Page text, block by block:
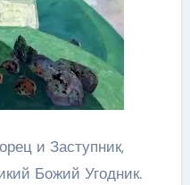
и Заступник,
Божий Угодник.